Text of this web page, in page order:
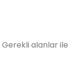
Gerekli alanlar ile